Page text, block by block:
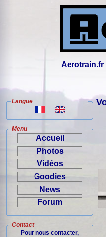
Aerotrain.fr
Langue
Menu
Accueil
Photos
Vidéos
Goodies
News
Forum
Contact
Pour nous contacter,